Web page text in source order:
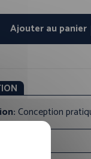
Ajouter au panier
Conception